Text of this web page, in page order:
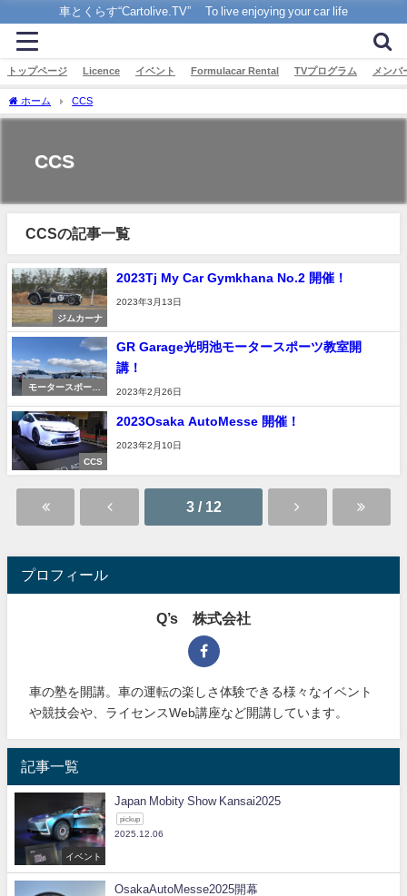
車とくらす“Cartolive.TV” To live enjoying your car life
トップページ Licence イベント Formulacar Rental TVプログラム メンバ
ホーム CCS
CCS
CCSの記事一覧
ジムカーナ
2023Tj My Car Gymkhana No.2 開催！
2023年3月13日
モータースポーツ
GR Garage光明池モータースポーツ教室開
講！
2023年2月26日
CCS
2023Osaka AutoMesse 開催！
2023年2月10日
3 / 12
プロフィール
Q’s 株式会社
車の塾を開講。車の運転の楽しさ体験できる様々なイベント
や競技会や、ライセンスWeb講座など開講しています。
記事一覧
イベント
Japan Mobity Show Kansai2025
pickup
2025.12.06
OsakaAutoMesse2025開幕